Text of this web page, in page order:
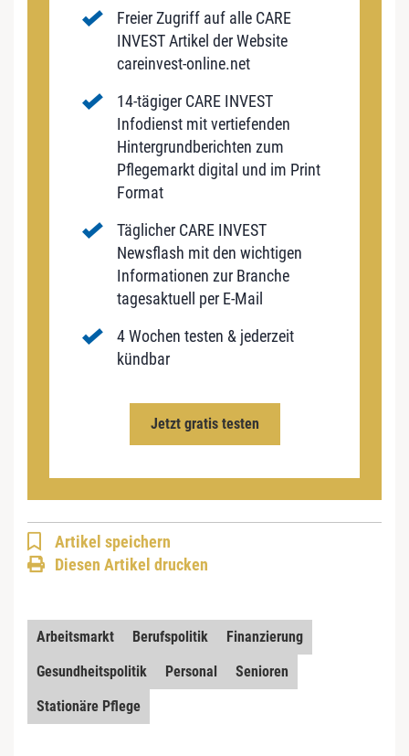
Freier Zugriff auf alle CARE
INVEST Artikel der Website
careinvest-online.net
14-tägiger CARE INVEST
Infodienst mit vertiefenden
Hintergrundberichten zum
Pflegemarkt digital und im Print
Format
Täglicher CARE INVEST
Newsflash mit den wichtigen
Informationen zur Branche
tagesaktuell per E-Mail
4 Wochen testen & jederzeit
kündbar
Jetzt gratis testen
Artikel speichern
Diesen Artikel drucken
Arbeitsmarkt Berufspolitik
Finanzierung
Gesundheitspolitik
Personal
Senioren
Stationäre Pflege